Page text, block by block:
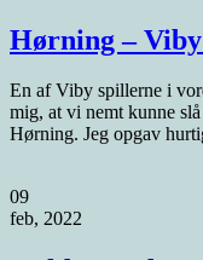
Hørning –
En af Viby spillerne i
mig, at vi nemt kunne
Hørning. Jeg opgav
09
feb, 2022